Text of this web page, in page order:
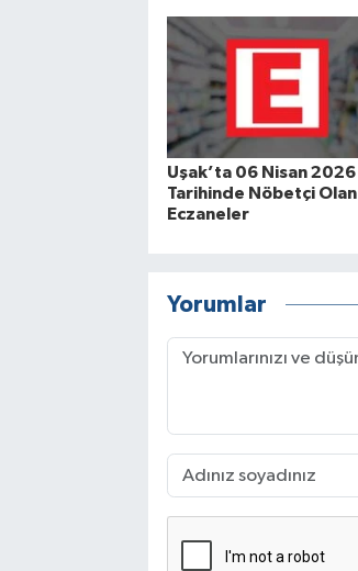
Uşak’ta 06 Nisan 2026
Tarihinde Nöbetçi Olan
Eczaneler
Yorumlar